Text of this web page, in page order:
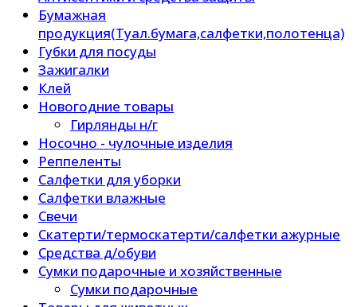
Бумажная
продукция(Туал.бумага,салфетки,полотенца)
Губки для посуды
Зажигалки
Клей
Новогодние товары
Гирлянды н/г
Носочно - чулочные изделия
Реппеленты
Салфетки для уборки
Салфетки влажные
Свечи
Скатерти/термоскатерти/салфетки ажурные
Средства д/обуви
Сумки подарочные и хозяйственные
Сумки подарочные